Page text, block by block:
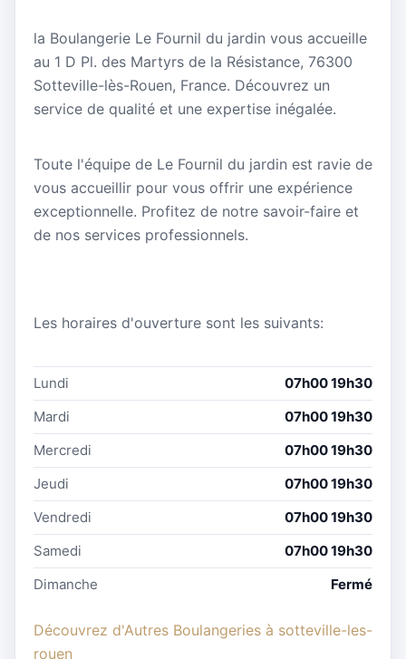
la Boulangerie Le Fournil du jardin vous accueille
au 1 D Pl. des Martyrs de la Résistance, 76300
Sotteville-lès-Rouen, France. Découvrez un
service de qualité et une expertise inégalée.
Toute l'équipe de Le Fournil du jardin est ravie de
vous accueillir pour vous offrir une expérience
exceptionnelle. Profitez de notre savoir-faire et
de nos services professionnels.
Les horaires d'ouverture sont les suivants:
Lundi
07h00 19h30
Mardi
07h00 19h30
Mercredi
07h00 19h30
Jeudi
07h00 19h30
Vendredi
07h00 19h30
Samedi
07h00 19h30
Dimanche
Fermé
Découvrez d'Autres Boulangeries à sotteville-les-
rouen